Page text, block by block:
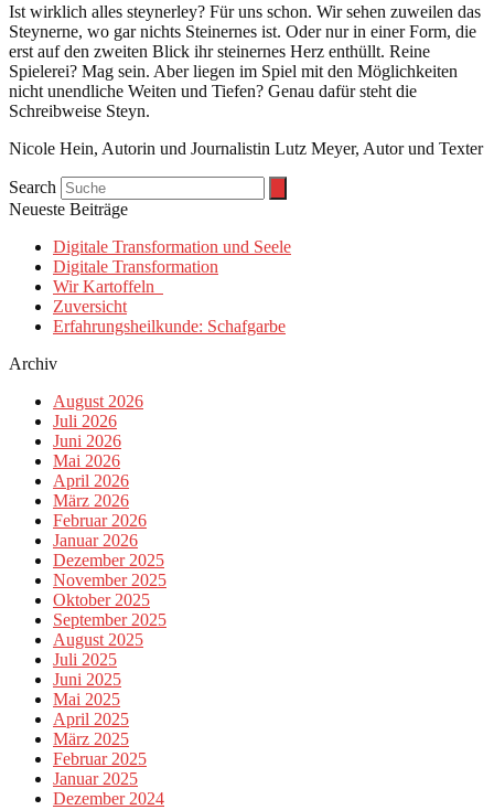
Ist wirklich alles steynerley? Für uns schon. Wir sehen zuweilen das
Steynerne, wo gar nichts Steinernes ist. Oder nur in einer Form, die
erst auf den zweiten Blick ihr steinernes Herz enthüllt. Reine
Spielerei? Mag sein. Aber liegen im Spiel mit den Möglichkeiten
nicht unendliche Weiten und Tiefen? Genau dafür steht die
Schreibweise Steyn.
Nicole Hein, Autorin und Journalistin Lutz Meyer, Autor und Texter
Search
Neueste Beiträge
Digitale Transformation und Seele
Digitale Transformation
Wir Kartoffeln
Zuversicht
Erfahrungsheilkunde: Schafgarbe
Archiv
August 2026
Juli 2026
Juni 2026
Mai 2026
April 2026
März 2026
Februar 2026
Januar 2026
Dezember 2025
November 2025
Oktober 2025
September 2025
August 2025
Juli 2025
Juni 2025
Mai 2025
April 2025
März 2025
Februar 2025
Januar 2025
Dezember 2024